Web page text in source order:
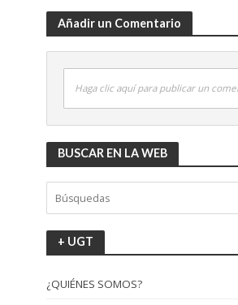
Añadir un Comentario
Haga clic aquí para publicar un
BUSCAR EN LA WEB
+ UGT
¿QUIÉNES SOMOS?